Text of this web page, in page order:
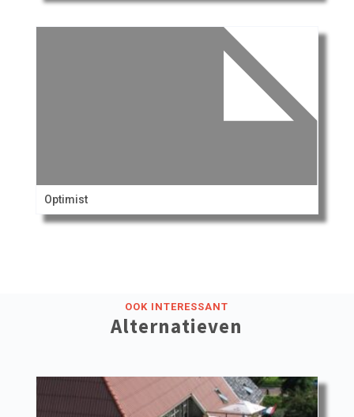
Optimist
OOK INTERESSANT
Alternatieven